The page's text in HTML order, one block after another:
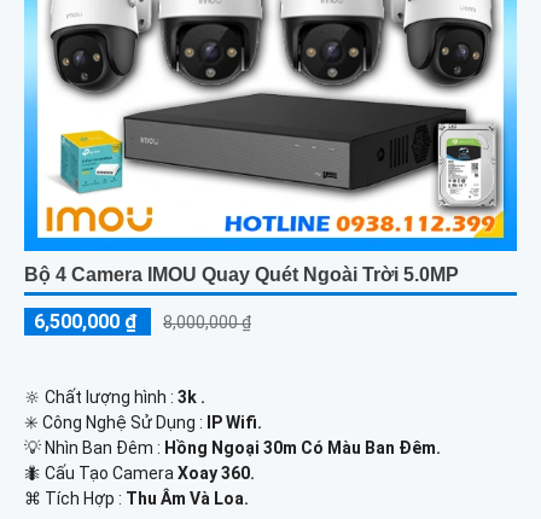
Bộ 4 Camera IMOU Quay Quét Ngoài Trời 5.0MP
6,500,000 ₫ 8,000,000 ₫
🔆 Chất lượng hình : 3k .
✳️ Công Nghệ Sử Dụng :
IP Wifi.
💡 Nhìn Ban Đêm : Hồng Ngoại 30m Có Màu Ban Ðêm.
🐜 Cấu Tạo Camera Xoay 360.
️⌘ Tích Hợp : Thu Âm Và Loa.